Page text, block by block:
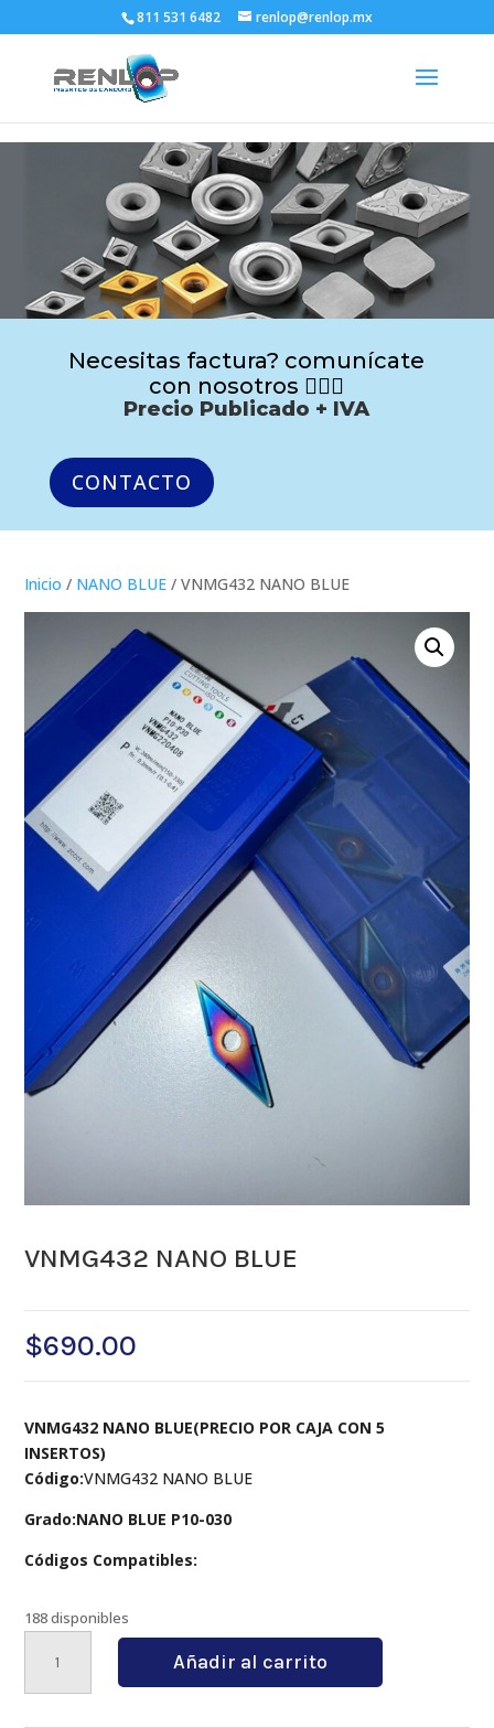
811 531 6482 renlop@renlop.mx
Necesitas factura? comunícate
con nosotros 🙋🏻‍♂️
Precio Publicado + IVA
CONTACTO
Inicio / NANO BLUE / VNMG432 NANO BLUE
VNMG432 NANO BLUE
$690.00
VNMG432 NANO BLUE(PRECIO POR CAJA CON 5
INSERTOS)
Código:VNMG432 NANO BLUE
Grado:NANO BLUE P10-030
Códigos Compatibles:
188 disponibles
NANO
BLUE
Añadir al carrito